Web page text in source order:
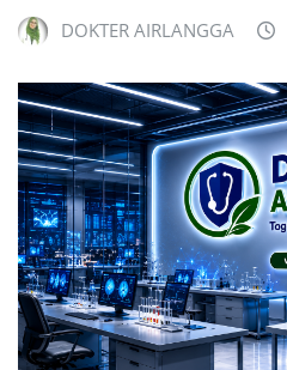
DOKTER AIRLANGGA